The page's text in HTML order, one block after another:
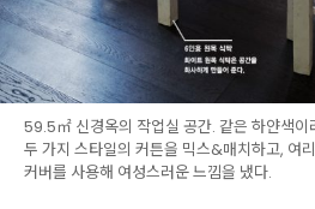
59.5㎡ 신경옥의 작업실 공간. 같은 하얀색이
두 가지 스타일의 커튼을 믹스&매치하고, 여
커버를 사용해 여성스러운 느낌을 냈다.